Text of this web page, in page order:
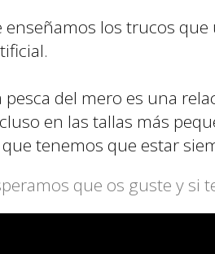
enseñamos los trucos
pesca del mero es una
en las tallas más
tenemos que estar
que os guste y si